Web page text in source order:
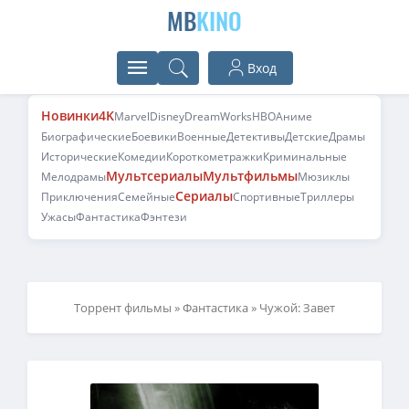
MBKINO
Вход
Новинки4KMarvelDisneyDreamWorksHBOАниме
БиографическиеБоевикиВоенныеДетективыДетскиеДрамы
ИсторическиеКомедииКороткометражкиКриминальные
МелодрамыМультсериалыМультфильмыМюзиклы
ПриключенияСемейныеСериалыСпортивныеТриллеры
УжасыФантастикаФэнтези
Торрент фильмы »Фантастика» Чужой: Завет